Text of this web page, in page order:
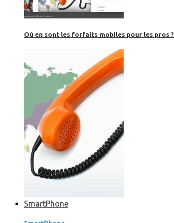
Où en sont les forfaits mobiles pour les pros ?
SmartPhone